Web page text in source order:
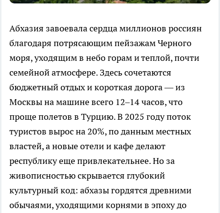
Абхазия завоевала сердца миллионов россиян
благодаря потрясающим пейзажам Черного
моря, уходящим в небо горам и теплой, почти
семейной атмосфере. Здесь сочетаются
бюджетный отдых и короткая дорога — из
Москвы на машине всего 12–14 часов, что
проще полетов в Турцию. В 2025 году поток
туристов вырос на 20%, по данным местных
властей, а новые отели и кафе делают
республику еще привлекательнее. Но за
живописностью скрывается глубокий
культурный код: абхазы гордятся древними
обычаями, уходящими корнями в эпоху до